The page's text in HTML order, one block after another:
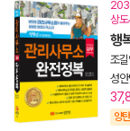
상
행
조
성
양